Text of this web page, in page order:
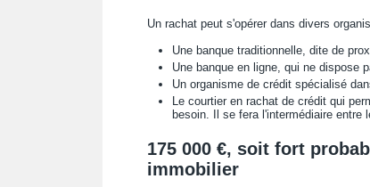
Un rachat peut s'opérer dans divers
Une banque traditionnelle, dite de
Une banque en ligne, qui ne dispose
Un organisme de crédit spécialisé
Le courtier en rachat de crédit qui
besoin. Il se fera l'intermédiaire entre
175 000 €, soit fort
immobilier